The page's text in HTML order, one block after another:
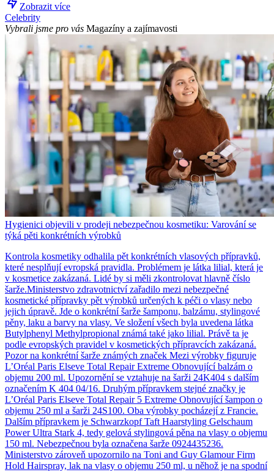
Zobrazit více
Celebrity
Vybrali jsme pro vás Magazíny a zajímavosti
Hygienici objevili v prodeji nebezpečnou kosmetiku: Varování se
týká pěti konkrétních výrobků
Kontrola kosmetiky odhalila pět konkrétních vlasových přípravků,
které nesplňují evropská pravidla. Problémem je látka lilial, která je
v kosmetice zakázaná. Lidé by si měli zkontrolovat hlavně číslo
šarže.Ministerstvo zdravotnictví zařadilo mezi nebezpečné
kosmetické přípravky pět výrobků určených k péči o vlasy nebo
jejich úpravě. Jde o konkrétní šarže šamponu, balzámu, stylingové
pěny, laku a barvy na vlasy. Ve složení všech byla uvedena látka
Butylphenyl Methylpropional známá také jako lilial. Právě ta je
podle evropských pravidel v kosmetických přípravcích zakázaná.
Pozor na konkrétní šarže známých značek Mezi výrobky figuruje
L’Oréal Paris Elseve Total Repair Extreme Obnovující balzám o
objemu 200 ml. Upozornění se vztahuje na šarži 24K404 s dalším
označením K 404 04/16. Druhým přípravkem stejné značky je
L’Oréal Paris Elseve Total Repair 5 Extreme Obnovující šampon o
objemu 250 ml a šarži 24S100. Oba výrobky pocházejí z Francie.
Dalším přípravkem je Schwarzkopf Taft Haarstyling Gelschaum
Power Ultra Stark 4, tedy gelová stylingová pěna na vlasy o objemu
150 ml. Nebezpečnou byla označena šarže 0924435236.
Ministerstvo zároveň upozornilo na Toni and Guy Glamour Firm
Hold Hairspray, lak na vlasy o objemu 250 ml, u něhož je na spodní